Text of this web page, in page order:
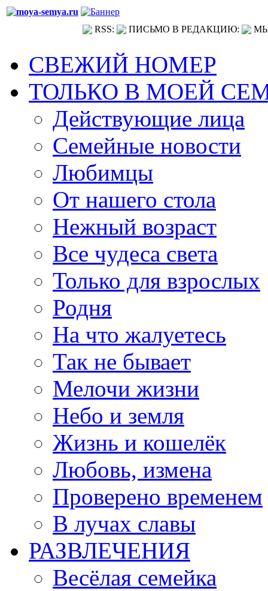
RSS: ПИСЬМО В РЕДАКЦИЮ:
СВЕЖИЙ НОМЕР
ТОЛЬКО В МОЕЙ
Действующие лица
Семейные новости
Любимцы
От нашего стола
Нежный возраст
Все чудеса света
Только для взрослых
Родня
На что жалуетесь
Так не бывает
Мелочи жизни
Небо и земля
Жизнь и кошелёк
Любовь, измена
Проверено временем
В лучах славы
РАЗВЛЕЧЕНИЯ
Весёлая семейка